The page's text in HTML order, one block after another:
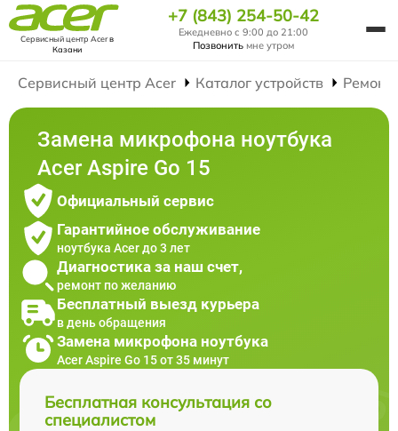
Сервисный центр Acerв
Казани
+7 (843) 254-50-42
Ежедневно с 9:00 до 21:00
Позвонить мне утром
Сервисный центр Acer Каталог устройств Ремонт
Замена микрофона ноутбука
Acer Aspire Go 15
Официальный сервис
Гарантийное обслуживание
ноутбука Acer до 3 лет
Диагностика за наш счет,
ремонт по желанию
Бесплатный выезд курьера
в день обращения
Замена микрофона ноутбука
Acer Aspire Go 15 от 35 минут
Бесплатная консультация со
специалистом